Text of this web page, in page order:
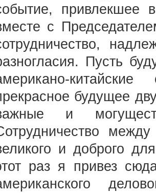
привлекшее
с
Пусть
будущее
и
и доброго
раз я привез